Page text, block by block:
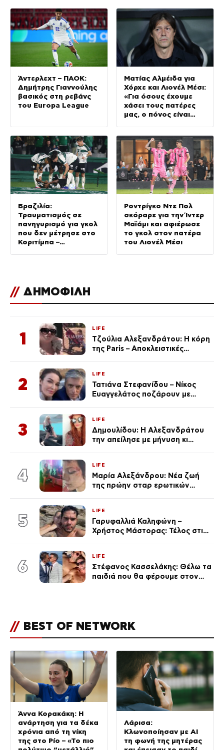
αποδυτήρια
Άντερλεχτ – ΠΑΟΚ:
Δημήτρης Γιαννούλης
βασικός στη ρεβάνς
του Europa League
Ματίας Αλμέιδα για
Χόρχε και Λιονέλ Μέσι:
«Για όσους έχουμε
χάσει τους πατέρες
μας, ο πόνος είναι
Βραζιλία:
Τραυματισμός σε
πανηγυρισμό για γκολ
που δεν μέτρησε στο
Κοριτίμπα –
Ροντρίγκο Ντε Πολ
σκόραρε για την Ίντερ
Μαϊάμι και αφιέρωσε
το γκολ στον πατέρα
του Λιονέλ Μέσι
// ΔΗΜΟΦΙΛΗ
1
LIFE
Τζούλια Αλεξανδράτου: Η κόρη
της Paris – Αποκλειστικές
2
LIFE
Τατιάνα Στεφανίδου – Νίκος
Ευαγγελάτος ποζάρουν με
3
LIFE
Δημουλίδου: Η Αλεξανδράτου
την απείλησε με μήνυση κι
ποια είσαι σοκαρίστικα»
4
LIFE
Μαρία Αλεξάνδρου: Νέα ζωή
της πρώην σταρ ερωτικών
(Φωτογραφίες)
5
LIFE
Γαρυφαλλιά Καληφώνη –
Χρήστος Μάστορας: Τέλος στις
6
LIFE
Στέφανος Κασσελάκης: Θέλω τα
παιδιά που θα φέρουμε στον
// BEST OF NETWORK
Άννα Κορακάκη: Η
ανάρτηση για τα δέκα
χρόνια από τη νίκη
της στο Ρίο – «Το πιο
Λάρισα:
Κλωνοποίησαν με AI
τη φωνή της μητέρας